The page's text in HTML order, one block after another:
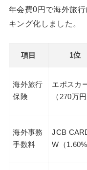
年会費0円で海外旅
キング化しました。
項目 1位
海外旅行
保険
エポスカ
（270万円
海外事務
手数料
JCB
W（1.60%